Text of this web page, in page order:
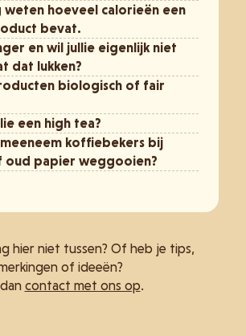
weten hoeveel calorieën een
bevat.
en wil jullie eigenlijk niet
dat lukken?
biologisch of fair
een high tea?
koffiebekers bij
oud papier weggooien?
hier niet tussen? Of heb je tips,
of ideeën?
contact met ons op.